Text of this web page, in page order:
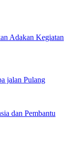
Adakan Kegiatan
jalan Pulang
dan Pembantu